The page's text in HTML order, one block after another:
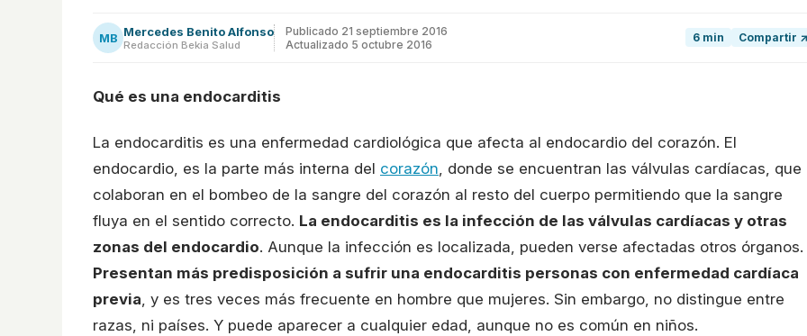
MB Mercedes Benito Alfonso
Redacción Bekia Salud
Publicado 21 septiembre 2016
Actualizado 5 octubre 2016
6 min Compartir ↗
Qué es una endocarditis
La endocarditis es una enfermedad cardiológica que afecta al endocardio del corazón. El
endocardio, es la parte más interna del corazón, donde se encuentran las válvulas cardíacas, que
colaboran en el bombeo de la sangre del corazón al resto del cuerpo permitiendo que la sangre
fluya en el sentido correcto. La endocarditis es la infección de las válvulas cardíacas y otras
zonas del endocardio. Aunque la infección es localizada, pueden verse afectadas otros órganos.
Presentan más predisposición a sufrir una endocarditis personas con enfermedad cardíaca
previa, y es tres veces más frecuente en hombre que mujeres. Sin embargo, no distingue entre
razas, ni países. Y puede aparecer a cualquier edad, aunque no es común en niños.